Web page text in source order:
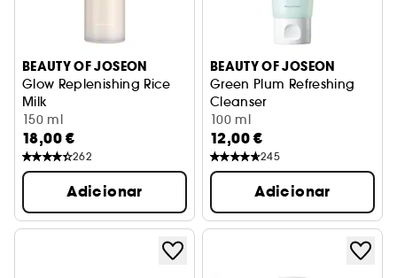
BEAUTY OF JOSEON
Glow Replenishing Rice
Milk
Loção hidratante
150 ml
18,00 €
262
Adicionar
BEAUTY OF JOSEON
Green Plum Refreshing
Cleanser
Gel de limpeza com pH
100 ml
12,00 €
245
Adicionar